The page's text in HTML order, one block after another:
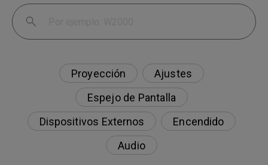
Proyección
Ajustes
Espejo de Pantalla
Dispositivos Externos
Encendido
Audio